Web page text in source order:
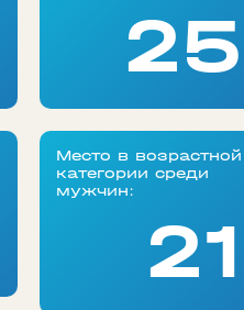
25
Место в возрастной
категории среди
мужчин:
21